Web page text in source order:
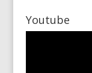
Youtube